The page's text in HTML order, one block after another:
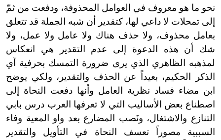
نحو ما هو معروف في العوامل المحذوفة، ودفعت من ثمّ
إلى تمحلات لا داعي لها، كتقدير أن شبه الجملة قد تتعلق
بعامل محذوف، ولا حذف هناك ولا عامل ولا عمل، ولا
شك أن هذه الدعوة إلى عدم التقدير هي انعكاس
لمذهبه الظاهري الذي يرى ضرورة التمسك بحرفية آي
الذكر الحكيم، بعيداً عن الحذف والتقدير، ولكي يوضح
ابن مضاء فساد نظرية العامل وأنها دفعت النحاة إلى
اصطناع بعض الأساليب التي لا تعرفها العرب درس بابي
التنازع والاشتغال، ونَصب المضارع بعد واو المعية وفاء
السببية مصوراً تعسف النحاة في التأويل والتقدير